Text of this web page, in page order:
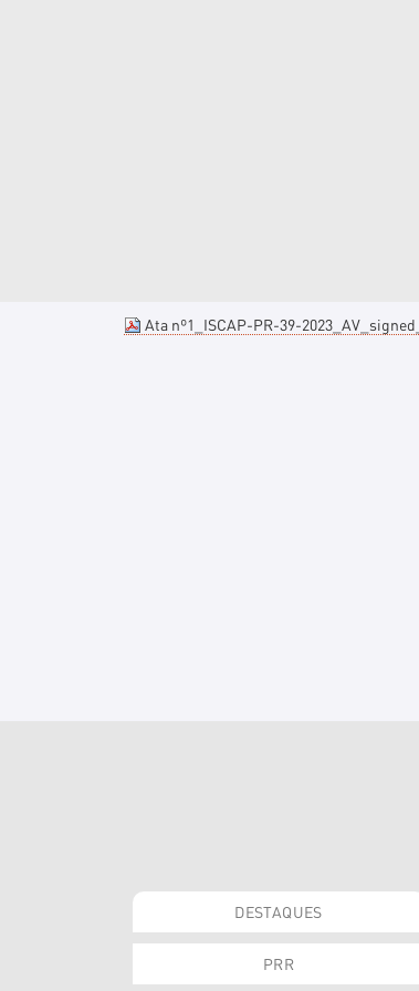
Ata nº1_ISCAP-PR-39-
DESTAQUES
PRR